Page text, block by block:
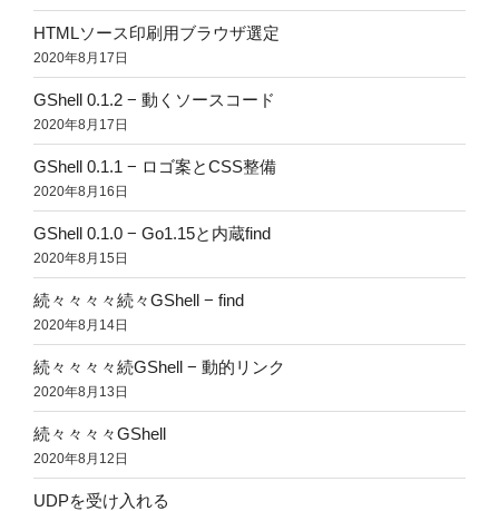
HTMLソース印刷用ブラウザ選定
2020年8月17日
GShell 0.1.2 − 動くソースコード
2020年8月17日
GShell 0.1.1 − ロゴ案とCSS整備
2020年8月16日
GShell 0.1.0 − Go1.15と内蔵find
2020年8月15日
続々々々々続々GShell − find
2020年8月14日
続々々々々続GShell − 動的リンク
2020年8月13日
続々々々々GShell
2020年8月12日
UDPを受け入れる